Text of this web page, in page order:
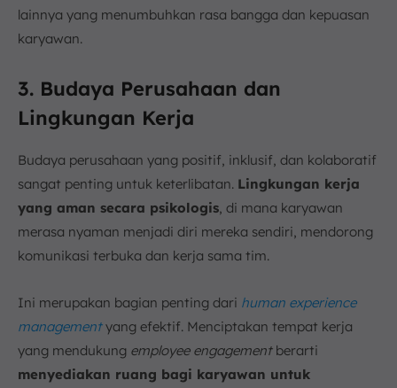
lainnya yang menumbuhkan rasa bangga dan kepuasan
karyawan.
3. Budaya Perusahaan dan
Lingkungan Kerja
Budaya perusahaan yang positif, inklusif, dan kolaboratif
sangat penting untuk keterlibatan. Lingkungan kerja
yang aman secara psikologis , di mana karyawan
merasa nyaman menjadi diri mereka sendiri, mendorong
komunikasi terbuka dan kerja sama tim.
Ini merupakan bagian penting dari human experience
managementyang efektif. Menciptakan tempat kerja
yang mendukung employee engagementberarti
menyediakan ruang bagi karyawan untuk